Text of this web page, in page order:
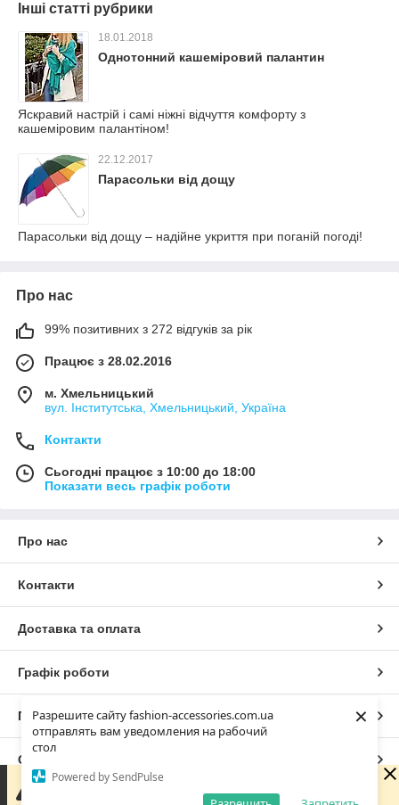
Разрешите сайту fashion-accessories.com.ua
отправлять вам уведомления на рабочий
стол
Powered by SendPulse
×
Інші статті рубрики
18.01.2018
Однотонний кашеміровий палантин
Яскравий настрій і самі ніжні відчуття комфорту з
кашеміровим палантіном!
22.12.2017
Парасольки від дощу
Парасольки від дощу – надійне укриття при поганій погоді!
Про нас
99% позитивних з 272 відгуків за рік
Працює з 28.02.2016
м. Хмельницький
вул. Інститутська, Хмельницький, Україна
Контакти
Сьогодні працює з 10:00 до 18:00
Показати весь графік роботи
Про нас
Контакти
Доставка та оплата
Графік роботи
Повна версія сайту
Сайт створено на маркетплейсі
Зараз у компанії неробочий час. Замовлення та
повідомлення будуть оброблені з 10:00 найближчого